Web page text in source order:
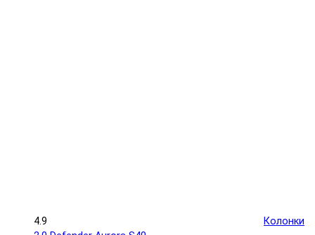
4.9
Колонки